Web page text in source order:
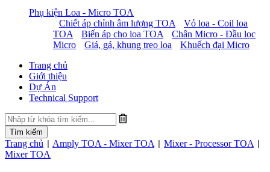
Phụ kiện Loa - Micro TOA
Chiết áp chỉnh âm lượng TOA
Vỏ loa - Coil loa
TOA
Biến áp cho loa TOA
Chân Micro - Đầu lọc
Micro
Giá, gá, khung treo loa
Khuếch đại Micro
Trang chủ
Giới thiệu
Dự Án
Technical Support
Trang chủ Amply TOA - Mixer TOA Mixer - Processor TOA
Mixer TOA